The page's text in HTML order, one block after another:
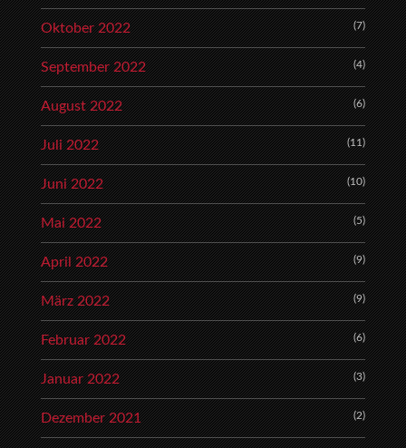
Oktober 2022 (7)
September 2022 (4)
August 2022 (6)
Juli 2022 (11)
Juni 2022 (10)
Mai 2022 (5)
April 2022 (9)
März 2022 (9)
Februar 2022 (6)
Januar 2022 (3)
Dezember 2021 (2)